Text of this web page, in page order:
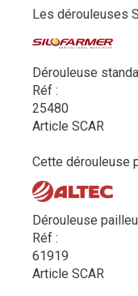
Les dérouleuses
Dérouleuse
Réf :
25480
Article SCAR
Cette dérouleuse
Dérouleuse
Réf :
61919
Article SCAR